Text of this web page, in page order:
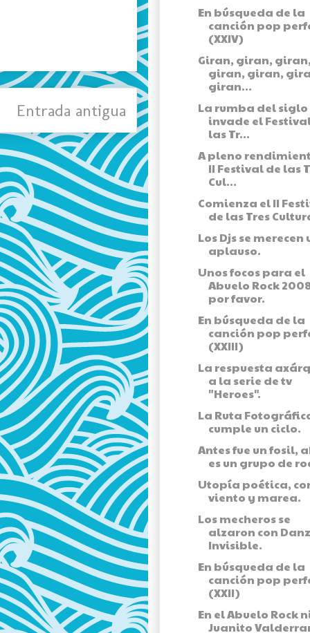
Entrada antigua
En búsqueda de la
canción pop
(XXIV)
Giran, giran,
giran, giran,
giran...
La rumba del siglo
invade el
las Tr...
A pleno
II Festival de las
Cul...
Comienza el II
de las Tres
Los Djs se merecen
aplauso.
Unos focos para el
Abuelo Rock
por favor.
En búsqueda de la
canción pop
(XXIII)
La respuesta
a la serie de tv
"Heroes".
La Ruta
cumple un ciclo.
Antes fue un fosil,
es un grupo de
Utopía poética,
viento y marea.
Los mecheros se
alzaron con
Invisible.
En búsqueda de la
canción pop
(XXII)
En el Abuelo Rock
Juanito